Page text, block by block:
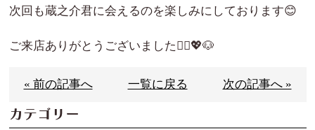
次回も蔵之介君に会えるのを楽しみにしております😊
ご来店ありがとうございました🙇‍♀️💖🐶
« 前の記事へ 一覧に戻る 次の記事へ »
カテゴリー